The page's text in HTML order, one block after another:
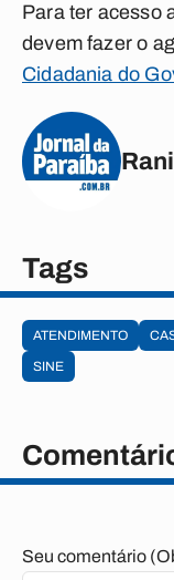
Para ter acesso
devem fazer o
Cidadania do
Tags
ATENDIMENTO
SINE
Seu comentário